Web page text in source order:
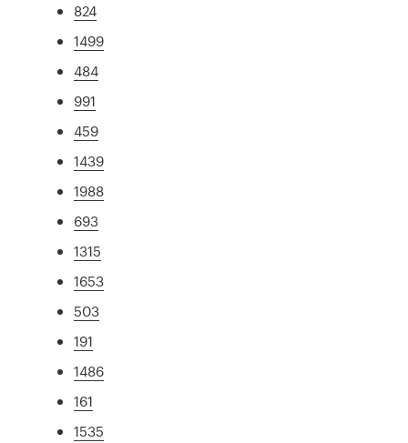
824
1499
484
991
459
1439
1988
693
1315
1653
503
191
1486
161
1535